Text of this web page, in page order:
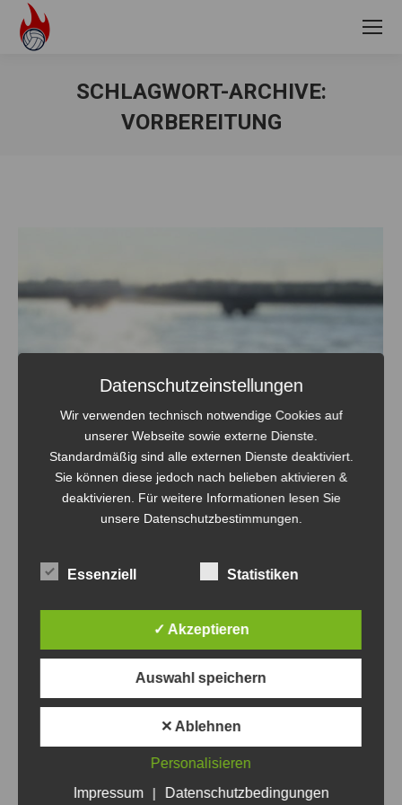
SCHLAGWORT-ARCHIVE:
VORBEREITUNG
Die Vorbereitungen laufen….
Datenschutzeinstellungen
Wir verwenden technisch notwendige Cookies auf
unserer Webseite sowie externe Dienste.
Standardmäßig sind alle externen Dienste deaktiviert.
Sie können diese jedoch nach belieben aktivieren &
deaktivieren. Für weitere Informationen lesen Sie
unsere Datenschutzbestimmungen.
Essenziell Statistiken
✓ Akzeptieren
Auswahl speichern
✕ Ablehnen
Personalisieren
Impressum
| Datenschutzbedingungen